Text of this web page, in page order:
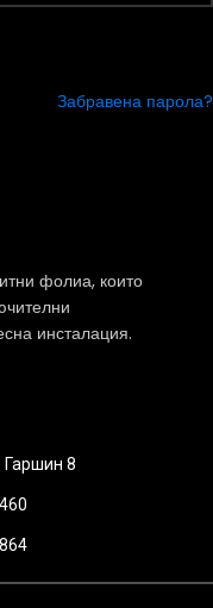
Забравена парола?
фолиа, които
инсталация.
8